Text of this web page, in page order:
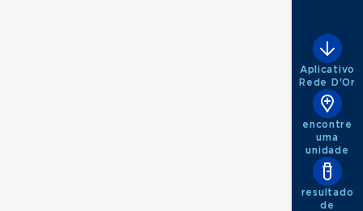
Aplicativo
Rede D'Or
encontre
uma
unidade
resultado
de